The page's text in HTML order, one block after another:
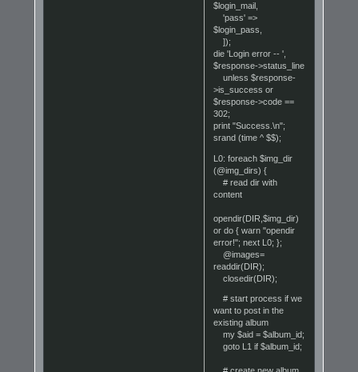
$login_mail,
'pass' =>
$login_pass,
]);
die 'Login error -- ',
$response->status_line
unless $response-
>is_success or
$response->code ==
302;
print "Success.\n";
srand (time ^ $$);
L0: foreach $img_dir
(@img_dirs) {
# read dir with
content
opendir(DIR,$img_dir)
or do { warn "opendir
error!"; next L0; };
@images=
readdir(DIR);
closedir(DIR);
# start process if we
want to post in the
existing album
my $aid = $album_id;
goto L1 if $album_id;